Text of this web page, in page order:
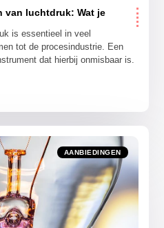
van luchtdruk: Wat je
is essentieel in veel
tot de procesindustrie. Een
dat hierbij onmisbaar is.
AANBIEDINGEN